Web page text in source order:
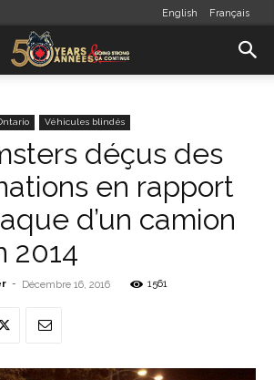
English Français
Véhicules blindés
déçus des
en rapport
d’un camion
2014
- Décembre 16, 2016 1561